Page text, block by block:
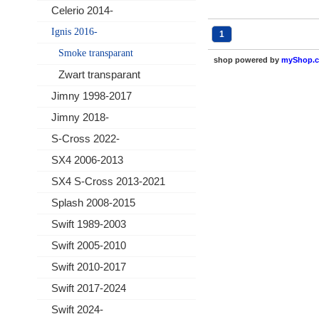
Celerio 2014-
Ignis 2016-
Smoke transparant
Zwart transparant
Jimny 1998-2017
Jimny 2018-
S-Cross 2022-
SX4 2006-2013
SX4 S-Cross 2013-2021
Splash 2008-2015
Swift 1989-2003
Swift 2005-2010
Swift 2010-2017
Swift 2017-2024
Swift 2024-
1
shop powered by